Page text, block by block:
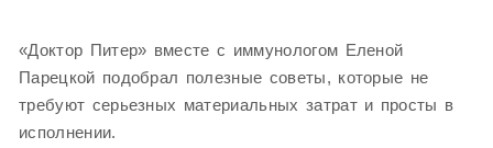
«Доктор Питер» вместе с иммунологом Еленой
Парецкой подобрал полезные советы, которые не
требуют серьезных материальных затрат и просты в
исполнении.